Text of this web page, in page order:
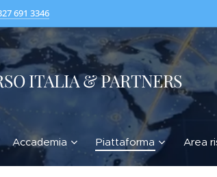
691 3346
ITALIA & PARTNERS
Accademia Piattaforma Area